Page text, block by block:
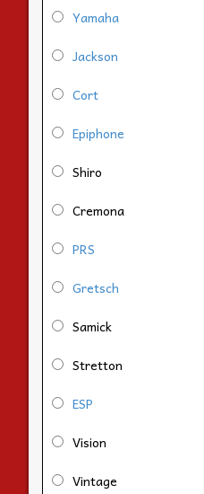
Yamaha
Jackson
Cort
Epiphone
Shiro
Cremona
PRS
Gretsch
Samick
Stretton
ESP
Vision
Vintage